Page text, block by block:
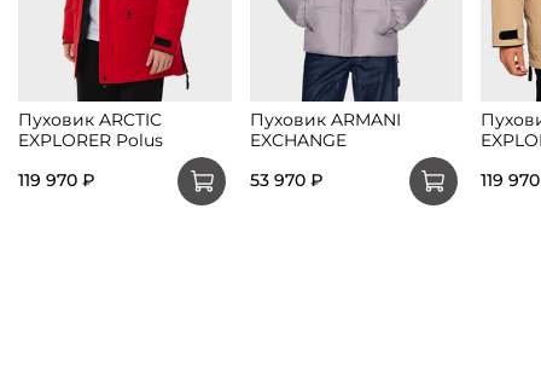
Пуховик ARCTIC
EXPLORER Polus
119 970 ₽
Пуховик ARMANI
EXCHANGE
53 970 ₽
119